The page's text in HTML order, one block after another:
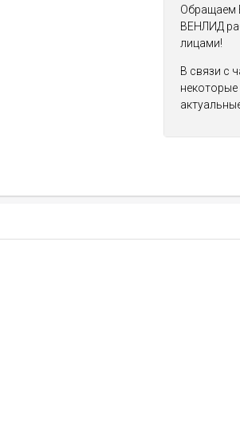
Обращаем
ВЕНЛИД
лицами!
В связи с